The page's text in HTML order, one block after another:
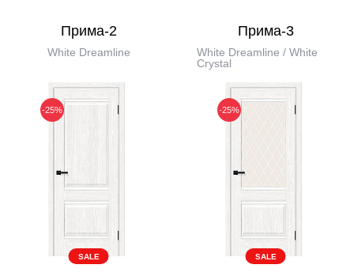
Прима-2
White Dreamline
-25%
SALE
Прима-3
White Dreamline / White
Сrystal
-25%
SALE